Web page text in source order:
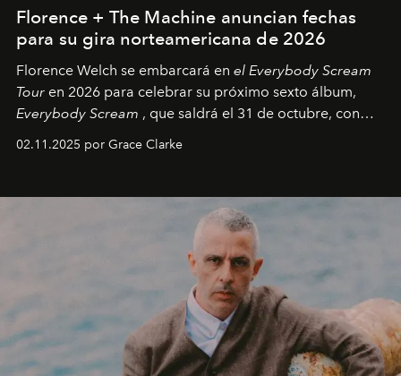
Florence + The Machine anuncian fechas
para su gira norteamericana de 2026
Florence Welch se embarcará en el Everybody Scream
Tour en 2026 para celebrar su próximo sexto álbum,
Everybody Scream , que saldrá el 31 de octubre, con
02.11.2025 por Grace Clarke